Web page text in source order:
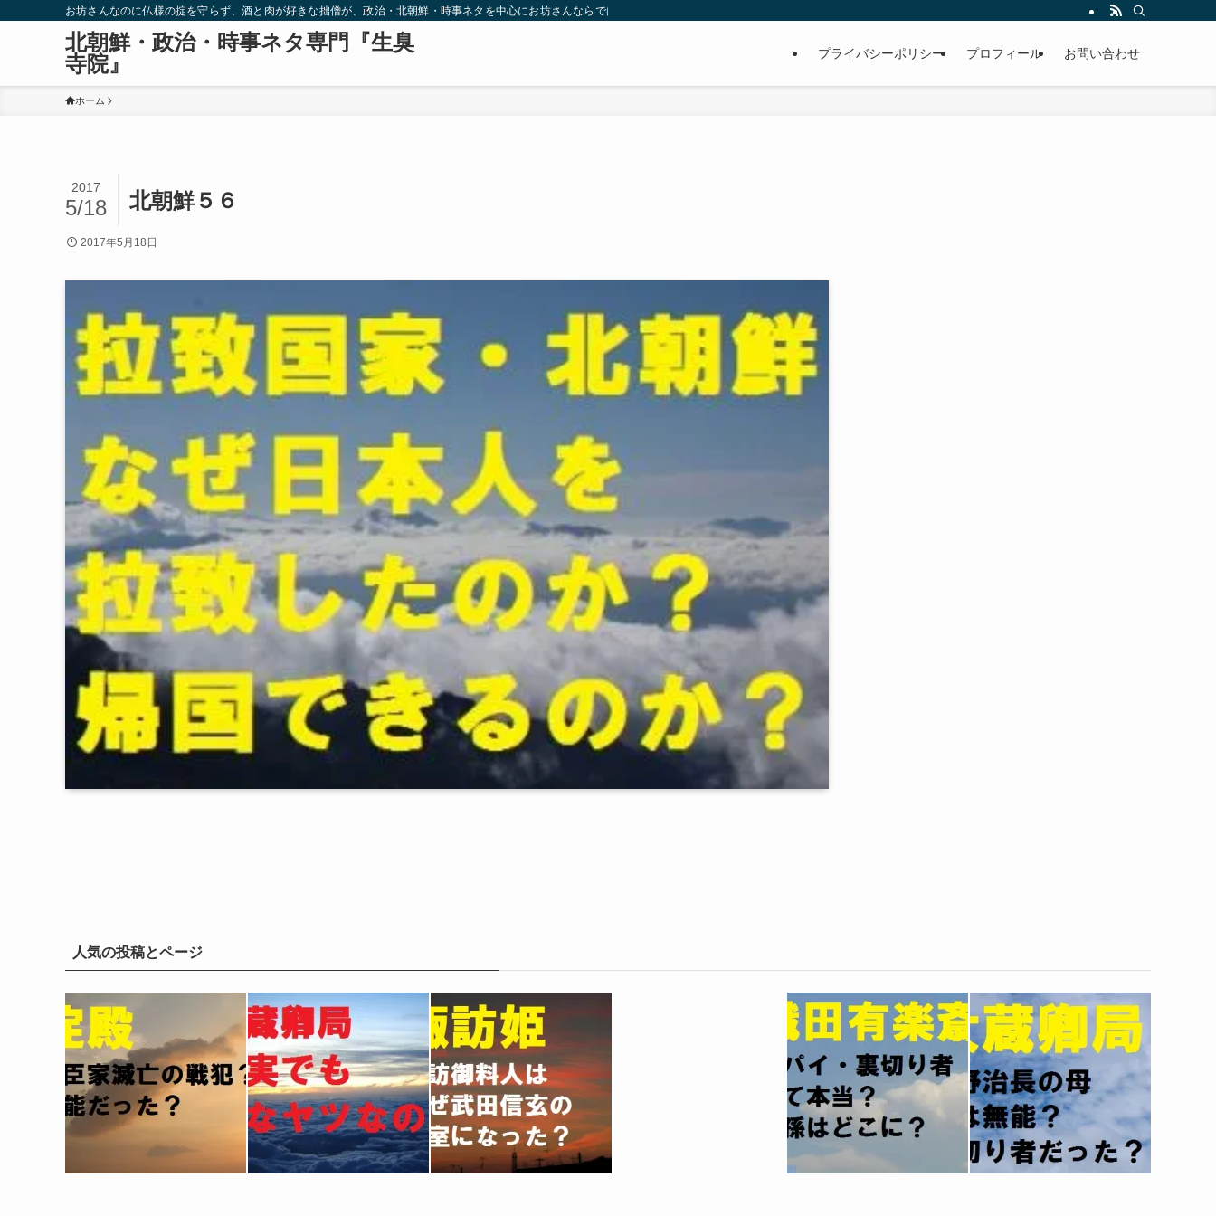
お坊さんなのに仏様の掟を守らず、酒と肉が好きな拙僧が、政治・北朝鮮・時事ネタを中心にお坊さんならではの視点から調査・推理します。３０代男性。雪国のお寺で修行中。
北朝鮮・政治・時事ネタ専門『生臭
寺院』
プライバシーポリシー プロフィール お問い合わせ
ホーム
北朝鮮５６
2017
5/18
2017年5月18日
人気の投稿とページ